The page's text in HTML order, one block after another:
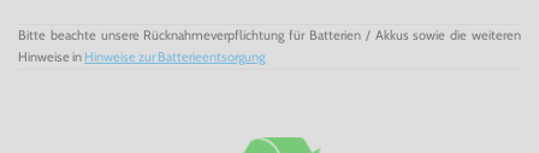
Bitte beachte unsere Rücknahmeverpflichtung für Batterien / Akkus sowie die weiteren
Hinweise in Hinweise zur Batterieentsorgung